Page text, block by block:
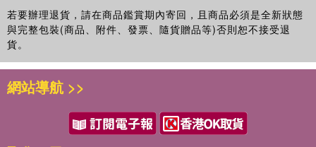
若要辦理退貨，請在商品鑑賞期內寄回，且商品必須是全新狀態
與完整包裝(商品、附件、發票、隨貨贈品等)否則恕不接受退
貨。
網站導航 >>